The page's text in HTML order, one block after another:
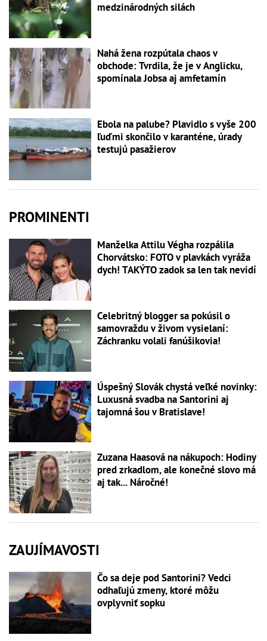
medzinárodných silách
Nahá žena rozpútala chaos v
obchode: Tvrdila, že je v Anglicku,
spomínala Jobsa aj amfetamín
Ebola na palube? Plavidlo s vyše 200
ľuďmi skončilo v karanténe, úrady
testujú pasažierov
PROMINENTI
Manželka Attilu Végha rozpálila
Chorvátsko: FOTO v plavkách vyráža
dych! TAKÝTO zadok sa len tak nevidí
Celebritný blogger sa pokúsil o
samovraždu v živom vysielaní:
Záchranku volali fanúšikovia!
Úspešný Slovák chystá veľké novinky:
Luxusná svadba na Santorini aj
tajomná šou v Bratislave!
Zuzana Haasová na nákupoch: Hodiny
pred zrkadlom, ale konečné slovo má
aj tak... Náročné!
ZAUJÍMAVOSTI
Čo sa deje pod Santorini? Vedci
odhaľujú zmeny, ktoré môžu
ovplyvniť sopku